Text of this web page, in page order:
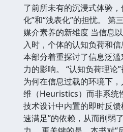
了前所未有的沉浸式体验
化”和“浅表化”的担忧。 第
媒介素养的新维度 当信息
入时，个体的认知负荷和信
本部分着重探讨了信息泛
力的影响。 “认知负荷理论
为何在信息过载的环境下
维（Heuristics）而非系统
技术设计中内置的即时反
速满足”的依赖，从而削弱